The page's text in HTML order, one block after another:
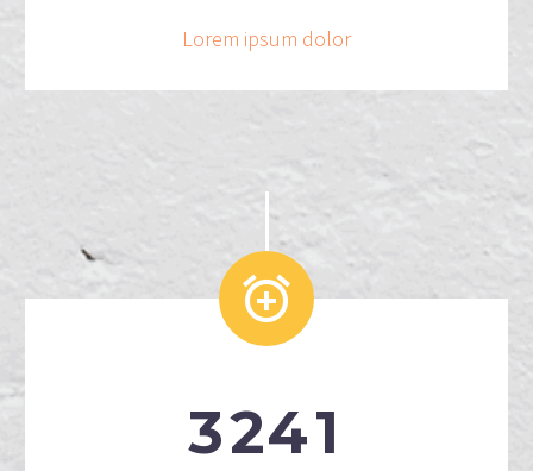
Lorem ipsum dolor


3241